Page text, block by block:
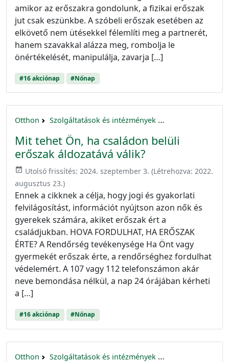
amikor az erőszakra gondolunk, a fizikai erőszak
jut csak eszünkbe. A szóbeli erőszak esetében az
elkövető nem ütésekkel félemlíti meg a partnerét,
hanem szavakkal alázza meg, rombolja le
önértékelését, manipulálja, zavarja […]
#16 akciónap #Nőnap
Otthon Szolgáltatások és intézmények
Mit tehet Ön, ha családon belüli
erőszak áldozatává válik?
event_available Utolsó frissítés: 2024. szeptember 3. (Létrehozva: 2022.
augusztus 23.)
Ennek a cikknek a célja, hogy jogi és gyakorlati
felvilágosítást, információt nyújtson azon nők és
gyerekek számára, akiket erőszak ért a
családjukban. HOVA FORDULHAT, HA ERŐSZAK
ÉRTE? A Rendőrség tevékenysége Ha Önt vagy
gyermekét erőszak érte, a rendőrséghez fordulhat
védelemért. A 107 vagy 112 telefonszámon akár
neve bemondása nélkül, a nap 24 órájában kérheti
a […]
#16 akciónap #Nőnap
Otthon Szolgáltatások és intézmények